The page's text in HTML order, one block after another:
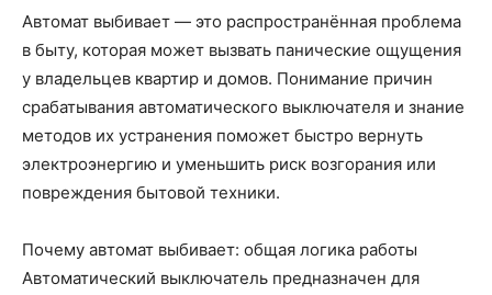
Автомат выбивает — это распространённая проблема
в быту, которая может вызвать панические ощущения
у владельцев квартир и домов. Понимание причин
срабатывания автоматического выключателя и знание
методов их устранения поможет быстро вернуть
электроэнергию и уменьшить риск возгорания или
повреждения бытовой техники.
Почему автомат выбивает: общая логика работы
Автоматический выключатель предназначен для